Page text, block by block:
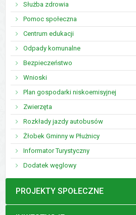
Służba zdrowia
Pomoc społeczna
Centrum edukacji
Odpady komunalne
Bezpieczeństwo
Wnioski
Plan gospodarki niskoemisyjnej
Zwierzęta
Rozkłady jazdy autobusów
Żłobek Gminny w Płużnicy
Informator Turystyczny
Dodatek węglowy
MENU
PROJEKTY SPOŁECZNE